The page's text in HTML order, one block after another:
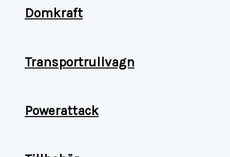
Domkraft
Transportrullvagn
Powerattack